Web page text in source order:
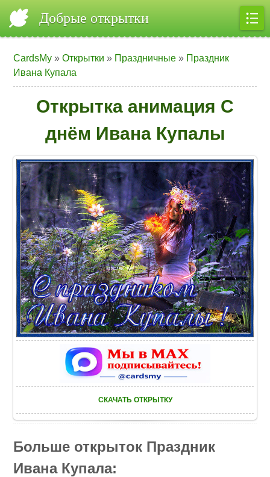
Добрые открытки
CardsMy »Открытки » Праздничные » Праздник
Ивана Купала
Открытка анимация С
днём Ивана Купалы
СКАЧАТЬ ОТКРЫТКУ
Больше открыток Праздник
Ивана Купала: